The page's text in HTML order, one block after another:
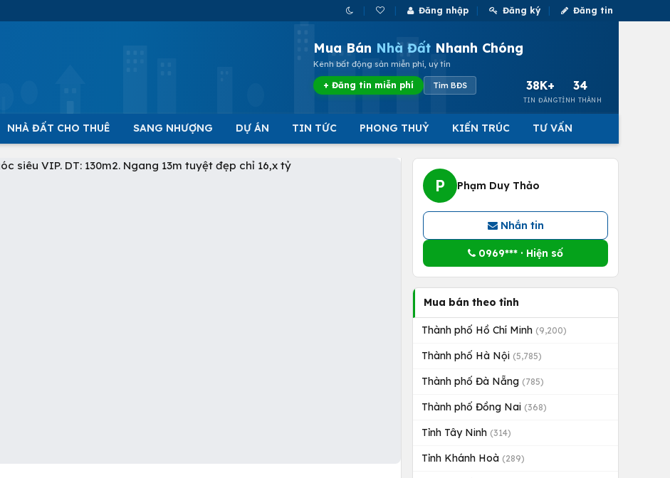
Đăng nhập Đăng ký Đăng tin
Mua Bán Nhà Đất Nhanh Chóng
Kênh bất động sản miễn phí, uy tín
+ Đăng tin miễn phí Tìm BĐS 38K+
TIN ĐĂNG
34
TỈNH THÀNH
NHÀ ĐẤT CHO THUÊ SANG NHƯỢNG DỰ ÁN TIN TỨC PHONG THUỶ KIẾN TRÚC TƯ VẤN
P Phạm Duy Thảo
Nhắn tin
0969*** · Hiện số
Mua bán theo tỉnh
Thành phố Hồ Chí Minh (9,200)
Thành phố Hà Nội (5,785)
Thành phố Đà Nẵng (785)
Thành phố Đồng Nai (368)
Tỉnh Tây Ninh (314)
Tỉnh Khánh Hoà (289)